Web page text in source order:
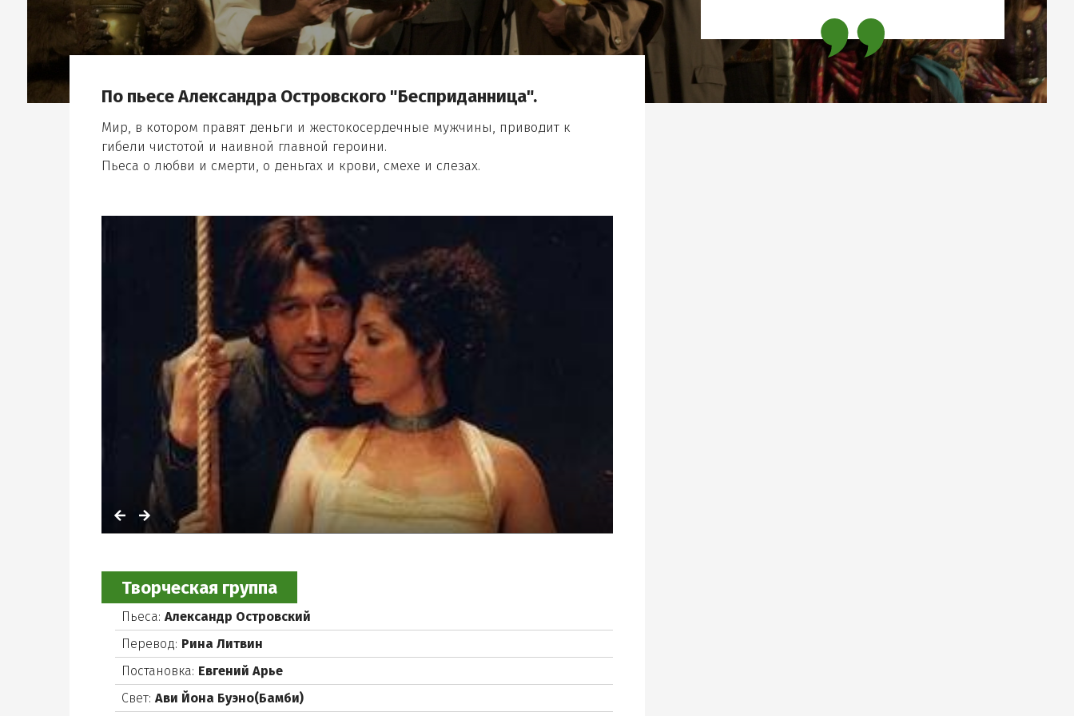
дополнительное меню
дополнительное меню
дополнительное меню
По пьесе Александра Островского "Бесприданница".
Мир, в котором правят деньги и жестокосердечные мужчины, приводит к
гибели чистотой и наивной главной героини.
Пьеса о любви и смерти, о деньгах и крови, смехе и слезах.
Творческая группа
Пьеса: Александр Островский
Перевод: Рина Литвин
Постановка: Евгений Арье
Свет: Ави Йона Буэно(Бамби)